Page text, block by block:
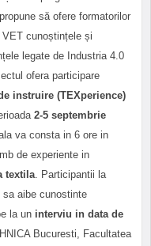
să ofere formatorilor
cunoștințele și
legate de Industria 4.0
ofera participare
instruire (TEXperience)
2-5 septembrie
va consta in 6 ore in
de experiente in
textila . Participantii la
aibe cunostinte
la un interviu in data de
Bucuresti, Facultatea